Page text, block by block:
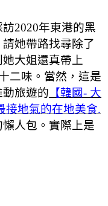
2020年東港的黑
她帶路找尋除了
大姐還真帶上
二味。當然，這是
旅遊的 【韓國- 大
接地氣的在地美食.
懶人包。實際上是